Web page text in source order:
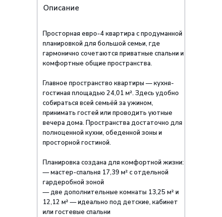
Описание
Просторная евро-4 квартира с продуманной
планировкой для большой семьи, где
гармонично сочетаются приватные спальни и
комфортные общие пространства.
Главное пространство квартиры — кухня-
гостиная площадью 24,01 м². Здесь удобно
собираться всей семьёй за ужином,
принимать гостей или проводить уютные
вечера дома. Пространства достаточно для
полноценной кухни, обеденной зоны и
просторной гостиной.
Планировка создана для комфортной жизни:
— мастер-спальня 17,39 м² с отдельной
гардеробной зоной
— две дополнительные комнаты 13,25 м² и
12,12 м² — идеально под детские, кабинет
или гостевые спальни